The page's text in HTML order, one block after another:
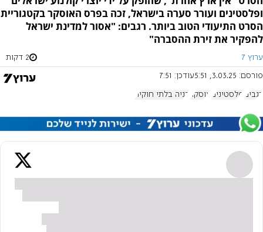
ופלסטינים ועורר סערה בישראל, זכה בפרס האוסקר בקטגוריית
הסרט התיעודי הטוב ביותר. רגבים: "אסור למדינת ישראל
להפקיר את זירת ההסברה"
ערוץ 7 2 דקות
פורסם: 3.03.25, 5:51 עודכן: 7:51
רגבים פלסטינים אוסקר בניה בלתי חוקית